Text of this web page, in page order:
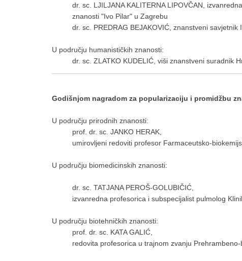
dr. sc. LJILJANA KALITERNA LIPOVČAN,
znanosti "Ivo Pilar" u Zagrebu
dr. sc. PREDRAG BEJAKOVIĆ, znanstveni
U području humanističkih znanosti:
dr. sc. ZLATKO KUDELIĆ, viši znanstveni suradnik
Godišnjom nagradom za popularizaciju i promidžbu
U području prirodnih znanosti:
prof. dr. sc. JANKO HERAK,
umirovljeni redoviti profesor Farmaceutsko-
U području biomedicinskih znanosti:
dr. sc. TATJANA PEROŠ-GOLUBIČIĆ,
izvanredna profesorica i subspecijalist pulmolog
U području biotehničkih znanosti:
prof. dr. sc. KATA GALIĆ,
redovita profesorica u trajnom zvanju